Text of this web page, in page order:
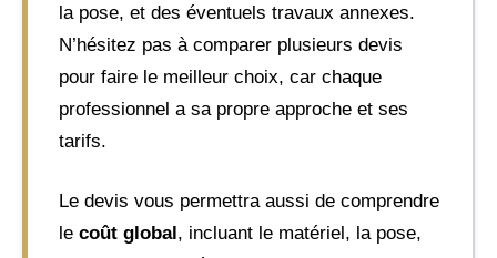
la pose, et des éventuels travaux annexes.
N’hésitez pas à comparer plusieurs devis
pour faire le meilleur choix, car chaque
professionnel a sa propre approche et ses
tarifs.
Le devis vous permettra aussi de comprendre
le coût global, incluant le matériel, la pose,